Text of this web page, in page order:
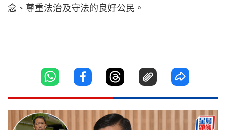
念、尊重法治及守法的良好公民。